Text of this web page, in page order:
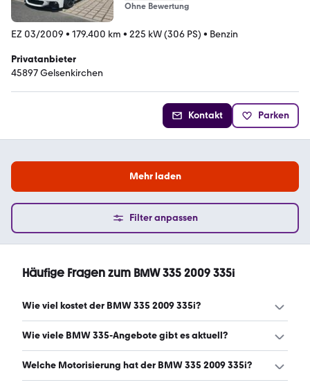
Ohne Bewertung
EZ 03/2009 • 179.400 km • 225 kW (306 PS) • Benzin
Privatanbieter
45897 Gelsenkirchen
Kontakt Parken
Mehr laden
Filter anpassen
Häufige Fragen zum BMW 335 2009 335i
Wie viel kostet der BMW 335 2009 335i?
Ein guter Preis für einen BMW 335 2009 335i liegt
Wie viele BMW 335-Angebote gibt es aktuell?
Es gibt insgesamt 46 BMW 335 bei mobile.de, davon 46
Welche Motorisierung hat der BMW 335 2009 335i?